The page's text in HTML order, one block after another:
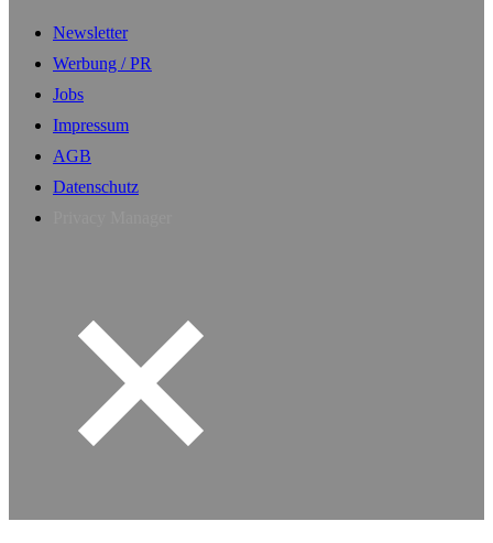
Newsletter
Werbung / PR
Jobs
Impressum
AGB
Datenschutz